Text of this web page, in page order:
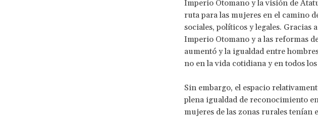
Imperio Otomano y la visión de
ruta para las mujeres en el camino
sociales, políticos y legales. Gracias
Imperio Otomano y a las reformas
aumentó y la igualdad entre
no en la vida cotidiana y en todos
Sin embargo, el espacio
plena igualdad de reconocimiento
mujeres de las zonas rurales tenían